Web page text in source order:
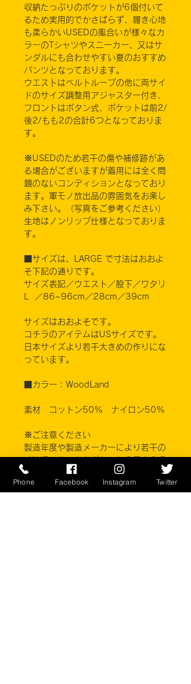
収納たっぷりのポケットが6個付いて
るため実用的でかさばらず、履き心地
も柔らかいUSEDの風合いが様々なカ
ラーのTシャツやスニーカー、又はサ
ンダルにも合わせやすい夏のおすすめ
パンツとなっております。
ウエストはベルトループの他に両サイ
ドのサイズ調整用アジャスター付き、
フロントはボタン式、ポケットは前2/
後2/もも2の合計6つとなっておりま
す。
※USEDのため若干の傷や補修跡があ
る場合がございますが着用には全く問
題のないコンディションとなっており
ます。軍モノ放出品の雰囲気をお楽し
み下さい。（写真をご参考ください）
生地はノンリップ仕様となっておりま
す。
■サイズは、LARGE で寸法はおおよ
そ下記の通りです。
サイズ表記／ウエスト／股下／ワタリ
L ／86~96cm／28cm／39cm
サイズはおおよそです。
コチラのアイテムはUSサイズです。
日本サイズより若干大きめの作りにな
っています。
■カラー：WoodLand
素材 コットン50% ナイロン50%
※ご注意ください
製造年度や製造メーカーにより若干の
いがあるため股下の長さはまちまちで
す。商品ごとに寸法は採寸してありま
Phone Facebook Instagram Twitter